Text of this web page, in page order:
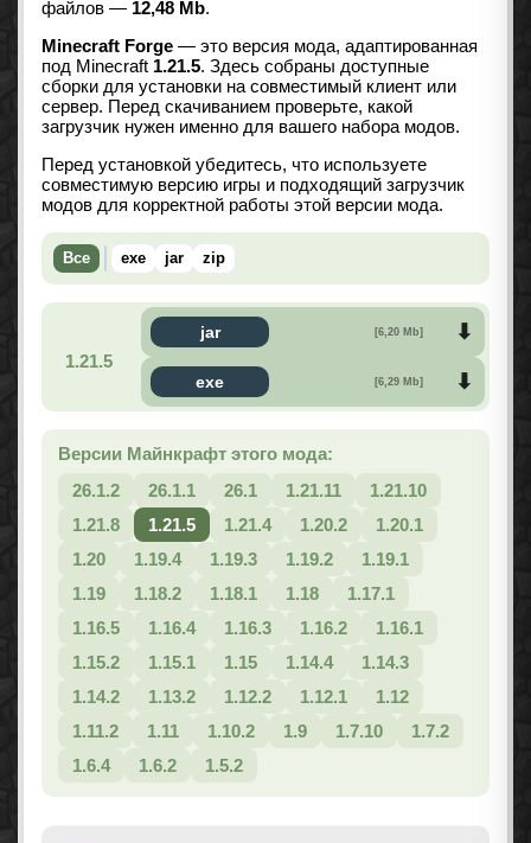
файлов — 12,48 Mb.
Minecraft Forge — это версия мода, адаптированная
под Minecraft 1.21.5. Здесь собраны доступные
сборки для установки на совместимый клиент или
сервер. Перед скачиванием проверьте, какой
загрузчик нужен именно для вашего набора модов.
Перед установкой убедитесь, что используете
совместимую версию игры и подходящий загрузчик
модов для корректной работы этой версии мода.
Все exe jar zip
1.21.5
jar [6,20 Mb]
exe [6,29 Mb]
Версии Майнкрафт этого мода:
26.1.2
26.1.1 26.1 1.21.11
1.21.10
1.21.8
1.21.5 1.21.4 1.20.2
1.20.1
1.20
1.19.4 1.19.3 1.19.2
1.19.1
1.19
1.18.2 1.18.1 1.18
1.17.1
1.16.5
1.16.4 1.16.3 1.16.2
1.16.1
1.15.2
1.15.1 1.15 1.14.4
1.14.3
1.14.2
1.13.2 1.12.2 1.12.1
1.12
1.11.2
1.11 1.10.2 1.9 1.7.10
1.7.2
1.6.4
1.6.2 1.5.2